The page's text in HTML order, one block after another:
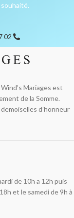
02
Mariages est
de la Somme.
d’honneur
de 10h a 12h puis
et le samedi de 9h à